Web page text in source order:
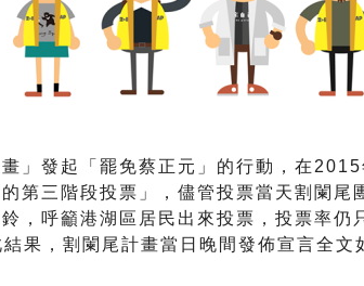
」發起「罷免蔡正元」的行動，在
第三階段投票」，儘管投票當天割闌尾
，呼籲港湖區居民出來投票，投票率仍
果，割闌尾計畫當日晚間發佈宣言全文